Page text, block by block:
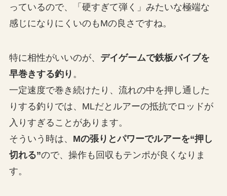
っているので、「硬すぎて弾く」みたいな極端な
感じになりにくいのもMの良さですね。
特に相性がいいのが、 デイゲームで鉄板バイブを
早巻きする釣り 。
一定速度で巻き続けたり、流れの中を押し通した
りする釣りでは、MLだとルアーの抵抗でロッドが
入りすぎることがあります。
そういう時は、 Mの張りとパワーでルアーを“押し
切れる”ので、操作も回収もテンポが良くなりま
す。